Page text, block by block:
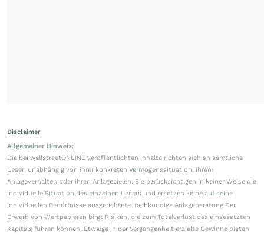
Disclaimer
Allgemeiner Hinweis:
Die bei wallstreetONLINE veröffentlichten Inhalte richten sich an sämtliche
Leser, unabhängig von ihrer konkreten Vermögenssituation, ihrem
Anlageverhalten oder ihren Anlagezielen. Sie berücksichtigen in keiner Weise die
individuelle Situation des einzelnen Lesers und ersetzen keine auf seine
individuellen Bedürfnisse ausgerichtete, fachkundige Anlageberatung.Der
Erwerb von Wertpapieren birgt Risiken, die zum Totalverlust des eingesetzten
Kapitals führen können. Etwaige in der Vergangenheit erzielte Gewinne bieten